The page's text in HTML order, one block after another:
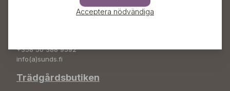
+358 50 388 9592
info(a)sunds.fi
Trädgårdsbutiken
Acceptera nödvändiga